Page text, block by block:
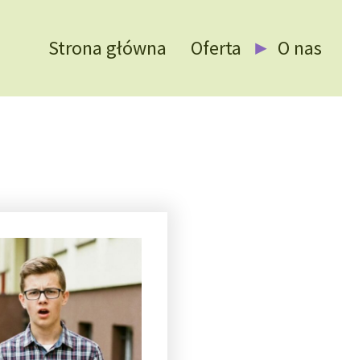
Strona główna Oferta O nas